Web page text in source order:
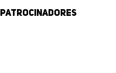
Patrocinadores